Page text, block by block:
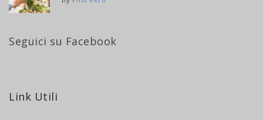
Seguici su Facebook
Link Utili